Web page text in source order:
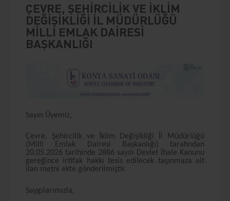
ÇEVRE, ŞEHİRCİLİK VE İKLİM
DEĞİŞİKLİĞİ İL MÜDÜRLÜĞÜ
MİLLİ EMLAK DAİRESİ
BAŞKANLIĞI
Sayın Üyemiz,
Çevre, Şehircilik ve İklim Değişikliği İl Müdürlüğü
(Milli Emlak Dairesi Başkanlığı) tarafından
20.05.2026 tarihinde 2886 sayılı Devlet İhale Kanunu
gereğince irtifak hakkı tesis edilecek taşınmaza ait
ilan metni ekte gönderilmiştir.
Saygılarımızla,